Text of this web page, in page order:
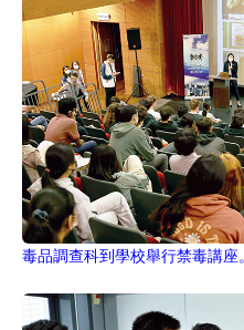
毒品調查科到學校舉行禁毒講座。